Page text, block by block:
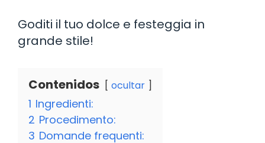
Goditi il tuo dolce e festeggia in
grande stile!
Contenidos ocultar
1 Ingredienti:
2 Procedimento:
3 Domande frequenti: